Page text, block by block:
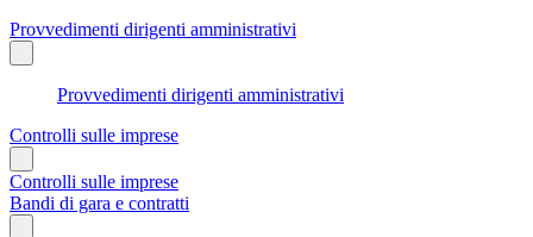
Provvedimenti dirigenti amministrativi
Provvedimenti dirigenti amministrativi
Controlli sulle imprese
Controlli sulle imprese
Bandi di gara e contratti